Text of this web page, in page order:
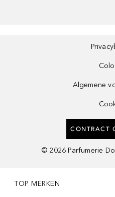
Algemene
CONTRACT
© 2026 Parfumerie
TOP MERKEN